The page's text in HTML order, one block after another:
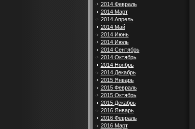
2014 Февраль
2014 Март
2014 Апрель
2014 Май
2014 Июнь
2014 Июль
2014 Сентябрь
2014 Октябрь
2014 Ноябрь
2014 Декабрь
2015 Январь
2015 Февраль
2015 Октябрь
2015 Декабрь
2016 Январь
2016 Февраль
2016 Март